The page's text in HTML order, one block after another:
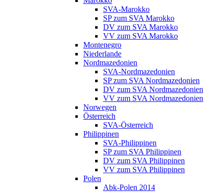
SVA-Marokko
SP zum SVA Marokko
DV zum SVA Marokko
VV zum SVA Marokko
Montenegro
Niederlande
Nordmazedonien
SVA-Nordmazedonien
SP zum SVA Nordmazedonien
DV zum SVA Nordmazedonien
VV zum SVA Nordmazedonien
Norwegen
Österreich
SVA-Österreich
Philippinen
SVA-Philippinen
SP zum SVA Philippinen
DV zum SVA Philippinen
VV zum SVA Philippinen
Polen
Abk-Polen 2014